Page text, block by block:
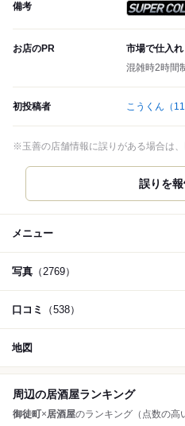
備考
お店のPR
市場で仕入れ
混雑時2時間
初投稿者 こうくん （
※玉善の店舗情報に誤りがある場合は、
誤りを
メニュー
写真 （2769）
口コミ （538）
地図
周辺の居酒屋ランキング
御徒町×居酒屋のランキング（点数の高